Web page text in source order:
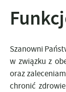
Szanowni
w związku z
oraz
chronić